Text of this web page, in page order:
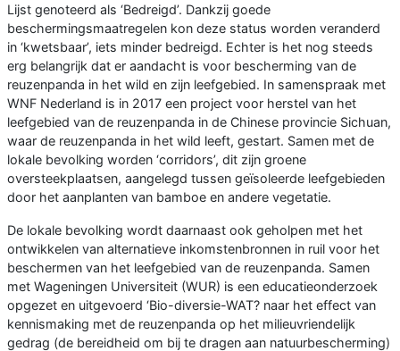
Lijst genoteerd als ‘Bedreigd’. Dankzij goede
beschermingsmaatregelen kon deze status worden veranderd
in ‘kwetsbaar’, iets minder bedreigd. Echter is het nog steeds
erg belangrijk dat er aandacht is voor bescherming van de
reuzenpanda in het wild en zijn leefgebied. In samenspraak met
WNF Nederland is in 2017 een project voor herstel van het
leefgebied van de reuzenpanda in de Chinese provincie Sichuan,
waar de reuzenpanda in het wild leeft, gestart. Samen met de
lokale bevolking worden ‘corridors’, dit zijn groene
oversteekplaatsen, aangelegd tussen geïsoleerde leefgebieden
door het aanplanten van bamboe en andere vegetatie.
De lokale bevolking wordt daarnaast ook geholpen met het
ontwikkelen van alternatieve inkomstenbronnen in ruil voor het
beschermen van het leefgebied van de reuzenpanda. Samen
met Wageningen Universiteit (WUR) is een educatieonderzoek
opgezet en uitgevoerd ‘Bio-diversie-WAT? naar het effect van
kennismaking met de reuzenpanda op het milieuvriendelijk
gedrag (de bereidheid om bij te dragen aan natuurbescherming)